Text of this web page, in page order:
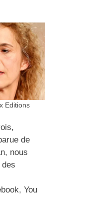
Editions
de
nous
You